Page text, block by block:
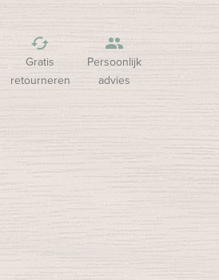
cached
Gratis
retourneren
people
Persoonlijk
advies